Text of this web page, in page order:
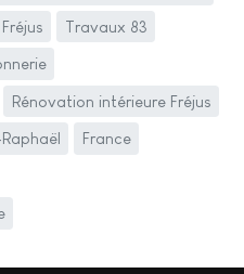
Travaux 83
Rénovation intérieure Fréjus
France